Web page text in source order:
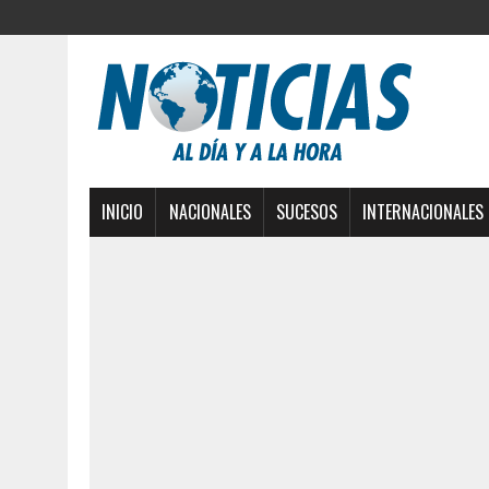
INICIO NACIONALES SUCESOS INTERNACIONALES